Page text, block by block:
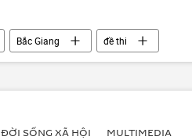
Bắc Giang đề thi
ĐỜI SỐNG XÃ HỘI MULTIMEDIA